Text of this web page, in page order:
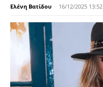
Ελένη Βατίδου - 16/12/2025 13:52